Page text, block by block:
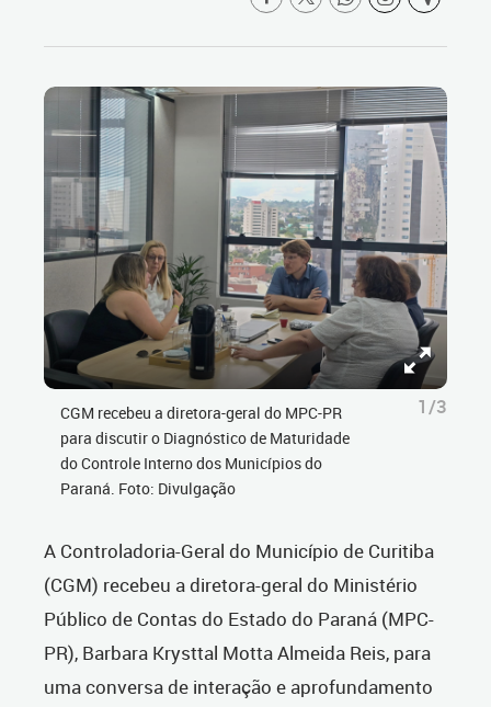
CGM recebeu a diretora-geral do MPC-PR
para discutir o Diagnóstico de Maturidade
do Controle Interno dos Municípios do
Paraná. Foto: Divulgação
1/3
A Controladoria-Geral do Município de Curitiba
(CGM) recebeu a diretora-geral do Ministério
Público de Contas do Estado do Paraná (MPC-
PR), Barbara Krysttal Motta Almeida Reis, para
uma conversa de interação e aprofundamento